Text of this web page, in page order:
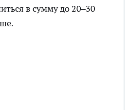
в сумму до 20–30